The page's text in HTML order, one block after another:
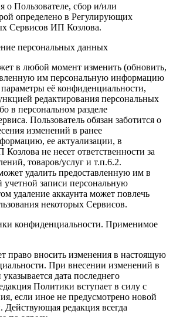
о Пользователе, сбор и/или
определено в Регулирующих
Сервисов ИП Козлова.
персональных данных
в любой момент изменить (обновить,
им персональную информацию
её конфиденциальности,
редактирования персональных
в персональном разделе
Пользователь обязан заботится о
изменений в ранее
ее актуализации, в
не несет ответственности за
товаров/услуг и т.п.6.2.
удалить предоставленную им в
учетной записи персональную
удаление аккаунта может повлечь
некоторых Сервисов.
конфиденциальности. Применимое
право вносить изменения в настоящую
При внесении изменений в
дата последнего
Политики вступает в силу с
если иное не предусмотрено новой
редакция всегда